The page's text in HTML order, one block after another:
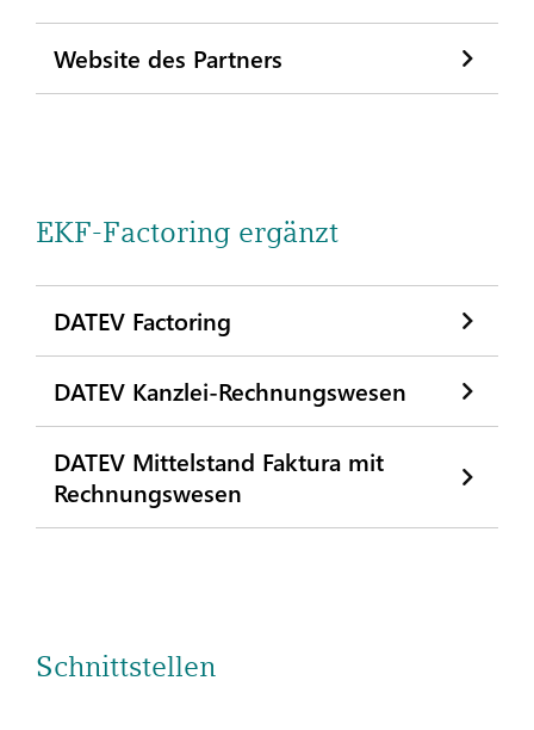
Website des Partners
EKF-Factoring ergänzt
DATEV Factoring
DATEV Kanzlei-Rechnungswesen
DATEV Mittelstand Faktura mit
Rechnungswesen
Schnittstellen